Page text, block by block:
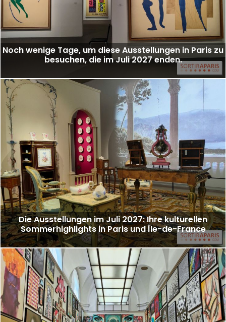
Noch wenige Tage, um diese Ausstellungen in Paris zu
besuchen, die im Juli 2027 enden.
Die Ausstellungen im Juli 2027: Ihre kulturellen
Sommerhighlights in Paris und Île-de-France